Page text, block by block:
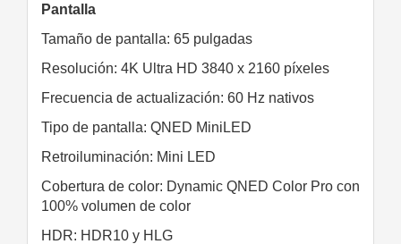
Pantalla
Tamaño de pantalla: 65 pulgadas
Resolución: 4K Ultra HD 3840 x 2160 píxeles
Frecuencia de actualización: 60 Hz nativos
Tipo de pantalla: QNED MiniLED
Retroiluminación: Mini LED
Cobertura de color: Dynamic QNED Color Pro con
100% volumen de color
HDR: HDR10 y HLG